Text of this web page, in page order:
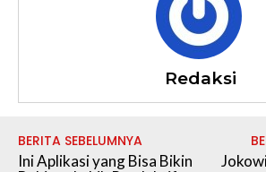
Redaksi
BERITA SEBELUMNYA
Ini Aplikasi yang Bisa Bikin